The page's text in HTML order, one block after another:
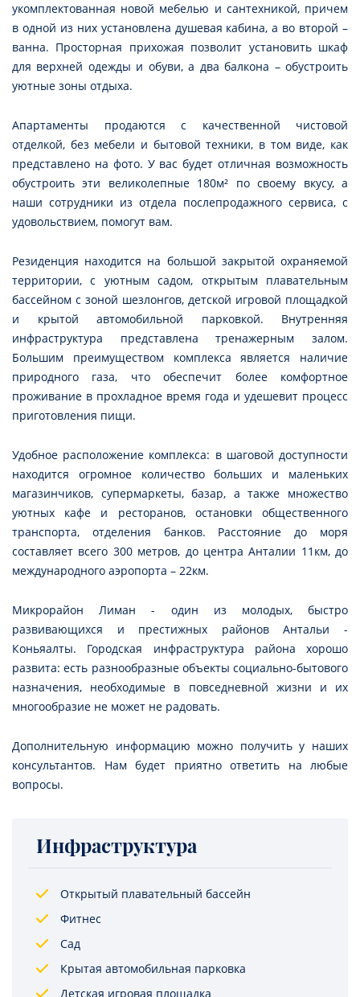
укомплектованная новой мебелью и сантехникой, причем
в одной из них установлена душевая кабина, а во второй –
ванна. Просторная прихожая позволит установить шкаф
для верхней одежды и обуви, а два балкона – обустроить
уютные зоны отдыха.
Апартаменты продаются с качественной чистовой
отделкой, без мебели и бытовой техники, в том виде, как
представлено на фото. У вас будет отличная возможность
обустроить эти великолепные 180м² по своему вкусу, а
наши сотрудники из отдела послепродажного сервиса, с
удовольствием, помогут вам.
Резиденция находится на большой закрытой охраняемой
территории, с уютным садом, открытым плавательным
бассейном с зоной шезлонгов, детской игровой площадкой
и крытой автомобильной парковкой. Внутренняя
инфраструктура представлена тренажерным залом.
Большим преимуществом комплекса является наличие
природного газа, что обеспечит более комфортное
проживание в прохладное время года и удешевит процесс
приготовления пищи.
Удобное расположение комплекса: в шаговой доступности
находится огромное количество больших и маленьких
магазинчиков, супермаркеты, базар, а также множество
уютных кафе и ресторанов, остановки общественного
транспорта, отделения банков. Расстояние до моря
составляет всего 300 метров, до центра Анталии 11км, до
международного аэропорта – 22км.
Микрорайон Лиман - один из молодых, быстро
развивающихся и престижных районов Антальи -
Коньяалты. Городская инфраструктура района хорошо
развита: есть разнообразные объекты социально-бытового
назначения, необходимые в повседневной жизни и их
многообразие не может не радовать.
Дополнительную информацию можно получить у наших
консультантов. Нам будет приятно ответить на любые
вопросы.
Инфраструктура
Открытый плавательный бассейн
Фитнес
Сад
Крытая автомобильная парковка
Детская игровая площадка